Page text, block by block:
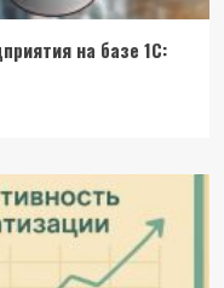
на базе 1С: